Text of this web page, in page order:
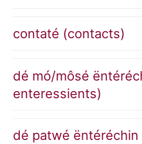
contaté (contacts)
dé mó/môsé
enteressients)
dé patwé